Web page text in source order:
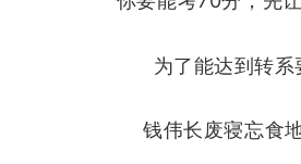
为了能达到转系
钱伟长废寝忘食